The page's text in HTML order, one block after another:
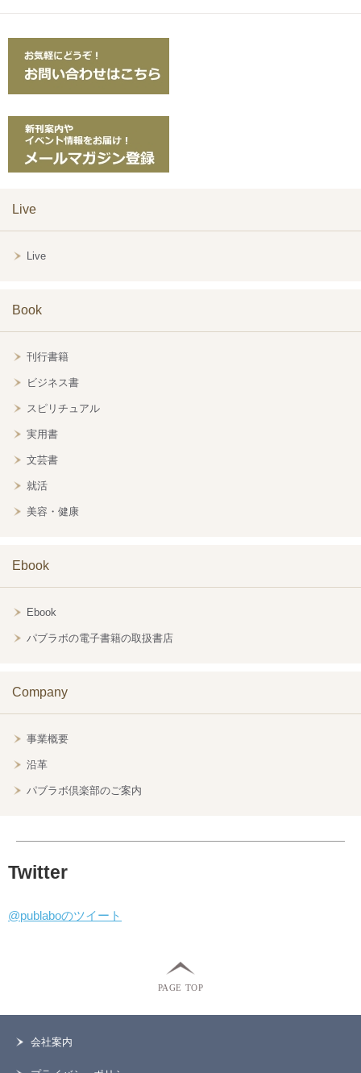
Live
Live
Book
刊行書籍
ビジネス書
スピリチュアル
実用書
文芸書
就活
美容・健康
Ebook
Ebook
パブラボの電子書籍の取扱書店
Company
事業概要
沿革
パブラボ倶楽部のご案内
Twitter
@publaboのツイート
PAGE TOP
会社案内